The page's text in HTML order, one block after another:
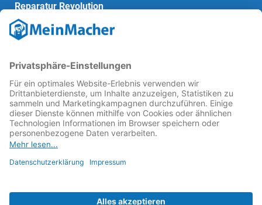
Reparatur Revolution
MeinMacher ist eine Marke der
kämpft als Gründungsmitglied des
Reparaturbedingungen: Für Produkte, die sich gut
reparieren lassen, für günstigere Ersatzteile und den
Erhalt der reparierenden Betriebe und des Reparatur-
Know-hows in Deutschland.
Weitere Informationen
Fachhändler finden
Über uns